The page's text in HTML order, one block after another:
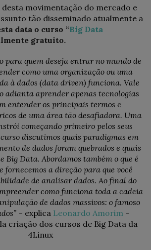
movimentação do mercado e
tão disseminado atualmente a
data o curso “Big Data
gratuito.
para quem deseja entrar no mundo de
como uma organização ou uma
à dados (data driven) funciona. Vale
adianta aprender apenas tecnologias
entender os principais termos e
de uma área tão desafiadora. Uma
começando primeiro pelos seus
discutimos quais paradigmas em
de dados foram quebrados e quais
Big Data. Abordamos também o que é
fornecemos a direção para que você
de analisar dados. Ao final do
como funciona toda a cadeia
de dados massivos: o famoso
– explica Leonardo Amorim–
criação dos cursos de Big Data da
4Linux